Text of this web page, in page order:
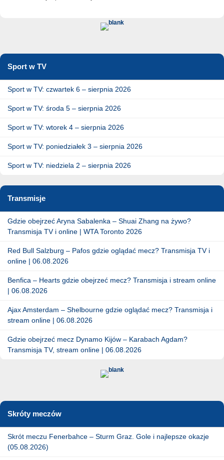
Sport w TV
Sport w TV: czwartek 6 – sierpnia 2026
Sport w TV: środa 5 – sierpnia 2026
Sport w TV: wtorek 4 – sierpnia 2026
Sport w TV: poniedziałek 3 – sierpnia 2026
Sport w TV: niedziela 2 – sierpnia 2026
Transmisje
Gdzie obejrzeć Aryna Sabalenka – Shuai Zhang na żywo?
Transmisja TV i online | WTA Toronto 2026
Red Bull Salzburg – Pafos gdzie oglądać mecz? Transmisja TV i
online | 06.08.2026
Benfica – Hearts gdzie obejrzeć mecz? Transmisja i stream online
| 06.08.2026
Ajax Amsterdam – Shelbourne gdzie oglądać mecz? Transmisja i
stream online | 06.08.2026
Gdzie obejrzeć mecz Dynamo Kijów – Karabach Agdam?
Transmisja TV, stream online | 06.08.2026
Skróty meczów
Skrót meczu Fenerbahce – Sturm Graz. Gole i najlepsze okazje
(05.08.2026)